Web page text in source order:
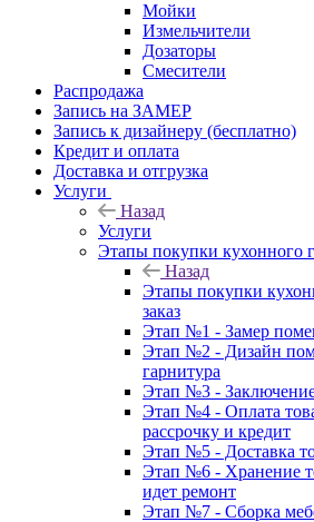
Мойки
Измельчители
Дозаторы
Смесители
Распродажа
Запись на ЗАМЕР
Запись к дизайнеру (бесплатно)
Кредит и оплата
Доставка и отгрузка
Услуги
Назад
Услуги
Этапы покупки кухонного
Назад
Этапы покупки
заказ
Этап №1 - Замер
Этап №2 - Дизайн
гарнитура
Этап №3 -
Этап №4 - Оплата
рассрочку и кредит
Этап №5 - Доставка
Этап №6 - Хранение
идет ремонт
Этап №7 - Сборка